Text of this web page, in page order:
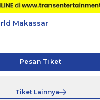
Makassar
Pesan Tiket
Tiket Lainnya